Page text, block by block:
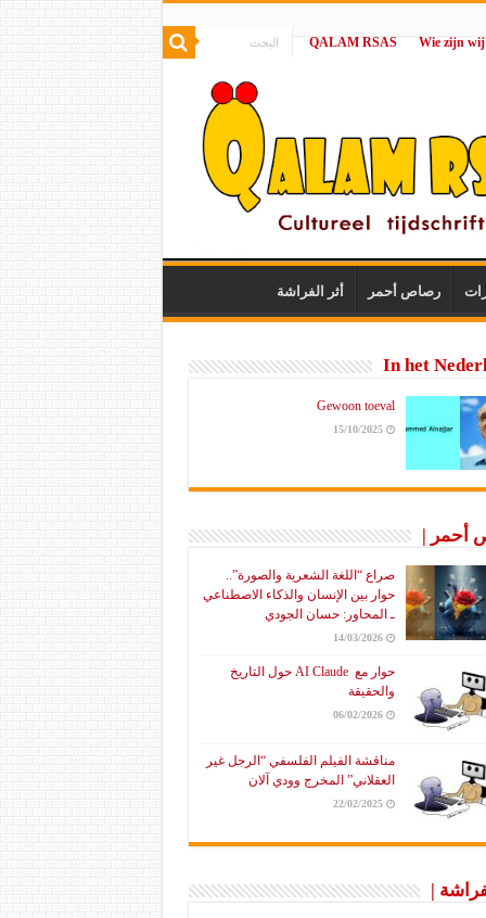
|
QALAM RSAS
رصاص أحمر أثر الفراشة
In het
Gewoon toeval
15/10/2025
أحمر |
صراع “اللغة الشعرية والصورة”..
حوار بين الإنسان والذكاء الاصطناعي
ـ المحاور: حسان الجودي
14/03/2026
حوار مع AI Claude حول التاريخ
والحقيقة
06/02/2026
مناقشة الفيلم الفلسفي “الرجل غير
العقلاني” المخرج وودي آلان
22/02/2025
|